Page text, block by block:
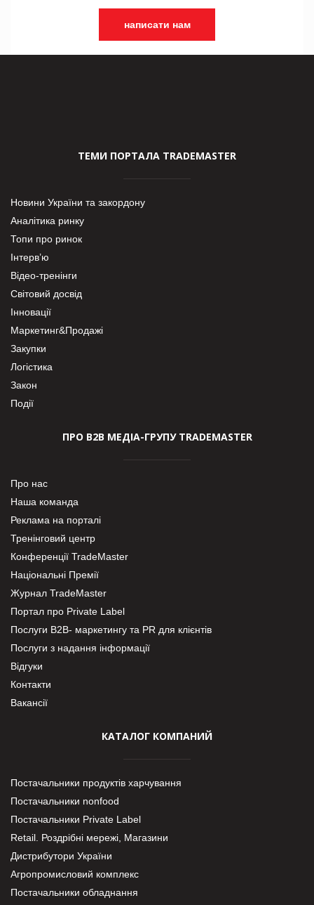
написати нам
ТЕМИ ПОРТАЛА TRADEMASTER
Новини України та закордону
Аналітика ринку
Топи про ринок
Інтерв’ю
Відео-тренінги
Світовий досвід
Інновації
Маркетинг&Продажі
Закупки
Логістика
Закон
Події
ПРО В2В МЕДІА-ГРУПУ TRADEMASTER
Про нас
Наша команда
Реклама на порталі
Тренінговий центр
Конференції TradeMaster
Національні Премії
Журнал TradeMaster
Портал про Private Label
Послуги В2В- маркетингу та PR для клієнтів
Послуги з надання інформації
Відгуки
Контакти
Вакансії
КАТАЛОГ КОМПАНИЙ
Постачальники продуктів харчування
Постачальники nonfood
Постачальники Private Label
Retail. Роздрібні мережі, Магазини
Дистрибутори України
Агропромисловий комплекс
Постачальники обладнання